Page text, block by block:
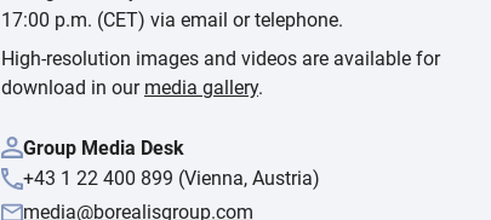
17:00 p.m. (CET) via email or telephone.
High-resolution images and videos are available for
download in our media gallery.
Group Media Desk
+43 1 22 400 899 (Vienna, Austria)
media@borealisgroup.com